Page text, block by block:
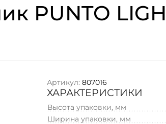
PUNTO
Артикул: 807016
ХАРАКТЕРИСТИКИ
Высота упаковки, мм
Ширина упаковки, мм